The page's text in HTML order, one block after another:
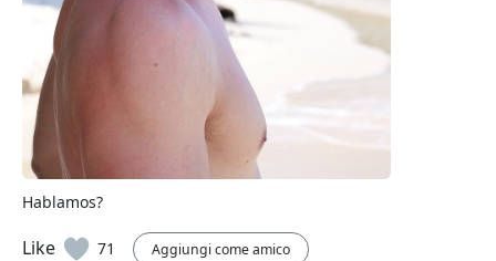
Hablamos?
Like 71 Aggiungi come amico